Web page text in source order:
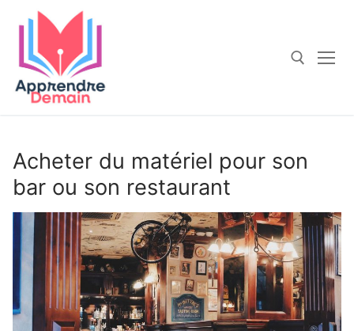
contenu
Acheter du matériel pour son
bar ou son restaurant